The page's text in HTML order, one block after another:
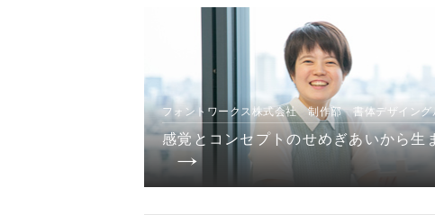
フォントワークス株式会社 制作部 書体デザイン
感覚とコンセプトのせめぎあいから生